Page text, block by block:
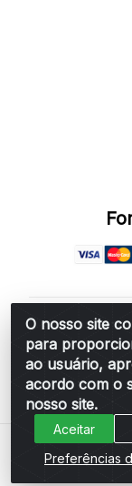
O nosso site
para
ao usuário,
acordo com o
nosso site.
Aceitar
Preferências
Belchior
Vereador
Bárbara